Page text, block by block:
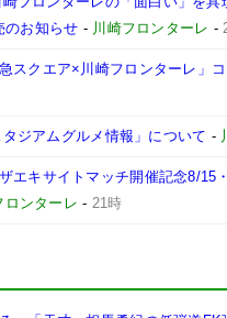
のお知らせ - 川崎フロンターレ -
急スクエア×川崎フロンターレ」
ジアムグルメ情報」について -
エキサイトマッチ開催記念8/
ロンターレ - 21時